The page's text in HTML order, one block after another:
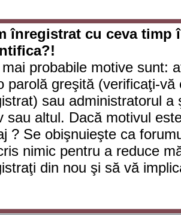
înregistrat cu ceva timp
probabile motive sunt:
parolă greşită (verificaţi-
sau administratorul
sau altul. Dacă motivul
? Se obişnuieşte ca
nimic pentru a reduce
din nou şi să vă